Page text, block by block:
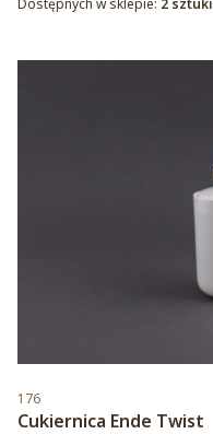
Dostępnych w sklepie: 2 sztuki
Kod produktu
176
Cukiernica Ende Twist